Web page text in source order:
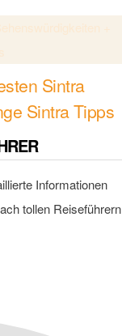
Sintra
Sintra Tipps
Informationen
tollen Reiseführern